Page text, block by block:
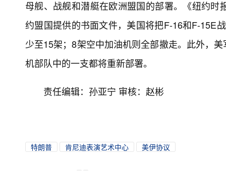
母舰、战舰和潜艇在欧洲盟国的部署。《纽约
约盟国提供的书面文件，美国将把F-16和F-15E
少至15架；8架空中加油机则全部撤走。此外，
机部队中的一支都将重新部署。
责任编辑：孙亚宁 审核：赵彬
特朗普 肯尼迪表演艺术中心 美伊协议